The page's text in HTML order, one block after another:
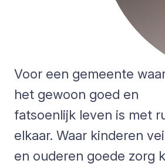
Voor een gemeente
het gewoon goed en
fatsoenlijk leven is met
elkaar. Waar kinderen
en ouderen goede zorg